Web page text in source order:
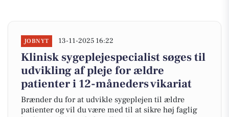
JOBNYT 13-11-2025 16:22
Klinisk sygeplejespecialist søges til
udvikling af pleje for ældre
patienter i 12-måneders vikariat
Brænder du for at udvikle sygeplejen til ældre
patienter og vil du være med til at sikre høj faglig